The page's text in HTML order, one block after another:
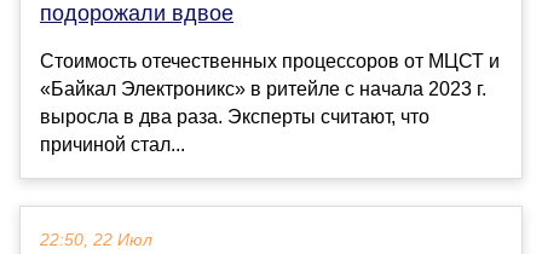
подорожали вдвое
Стоимость отечественных процессоров от МЦСТ и
«Байкал Электроникс» в ритейле с начала 2023 г.
выросла в два раза. Эксперты считают, что
причиной стал...
22:50, 22 Июл